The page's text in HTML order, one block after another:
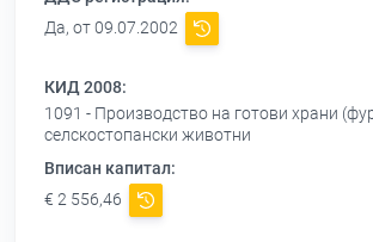
Да, от 09.07.2002
КИД 2008:
1091 - Производство на готови храни
селскостопански животни
Вписан капитал:
€ 2 556,46